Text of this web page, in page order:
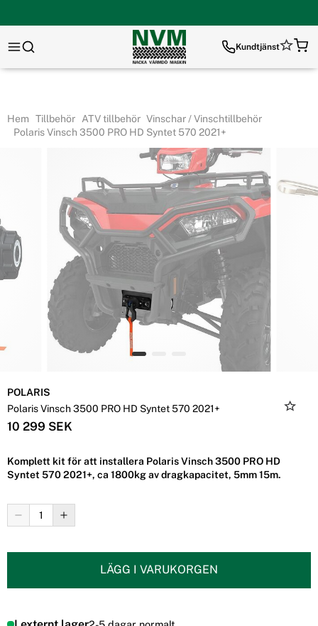
Kundtjänst
Hem Tillbehör ATV tillbehör Vinschar / Vinschtillbehör
Polaris Vinsch 3500 PRO HD Syntet 570 2021+
POLARIS
Polaris Vinsch 3500 PRO HD Syntet 570 2021+
10 299 SEK
Komplett kit för att installera Polaris Vinsch 3500 PRO HD
Syntet 570 2021+, ca 1800kg av dragkapacitet, 5mm 15m.
LÄGG I VARUKORGEN